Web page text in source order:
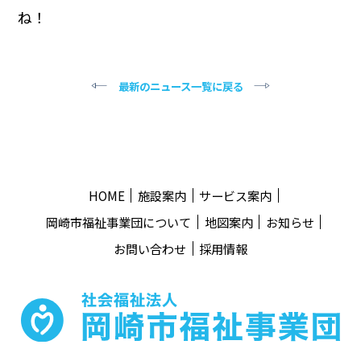
ね！
最新のニュース一覧に戻る
HOME 施設案内
サービス案内
岡崎市福祉事業団について
地図案内
お知らせ
お問い合わせ
採用情報